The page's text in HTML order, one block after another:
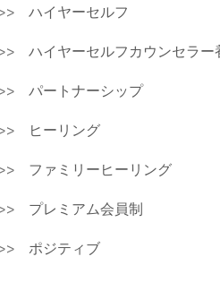
ハイヤーセルフ
ハイヤーセルフカウンセラー
パートナーシップ
ヒーリング
ファミリーヒーリング
プレミアム会員制
ポジティブ